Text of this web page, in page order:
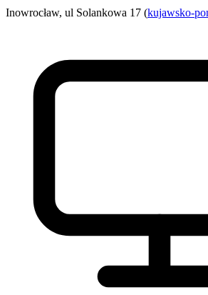
Inowrocław, ul Solankowa 17 (kujawsko-